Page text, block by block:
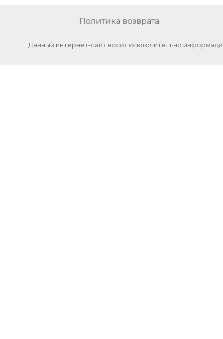
Политика возврата
Данный интернет-сайт носит исключительно